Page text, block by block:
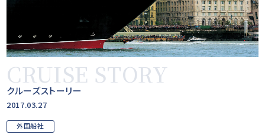
CRUISE STORY
クルーズストーリー
2017.03.27
外国船社